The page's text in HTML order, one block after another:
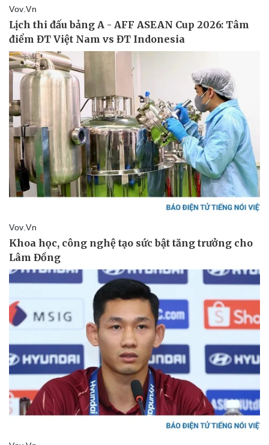
Doanh nghiệp
Thông tin doanh nghiệp
Doanh nghiệp 24h
Doanh nhân
Vì cộng đồng
Công nghệ
Tin Công nghệ
Trải nghiệm
Chuyển đổi số